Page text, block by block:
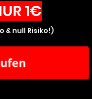
1€
& null Risiko!)